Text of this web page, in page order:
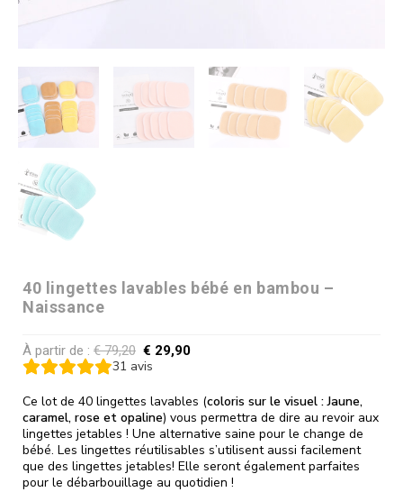
40 lingettes lavables bébé en bambou –
Naissance
À partir de : €79,20 € 29,90
31 avis
Ce lot de 40 lingettes lavables (coloris sur le visuel : Jaune,
caramel, rose et opaline) vous permettra de dire au revoir aux
lingettes jetables ! Une alternative saine pour le change de
bébé. Les lingettes réutilisables s’utilisent aussi facilement
que des lingettes jetables! Elle seront également parfaites
pour le débarbouillage au quotidien !